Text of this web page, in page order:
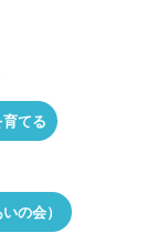
てる
の会）